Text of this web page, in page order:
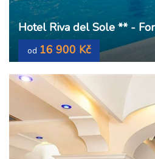
Hotel Riva del Sole ** -
od 16 900 Kč